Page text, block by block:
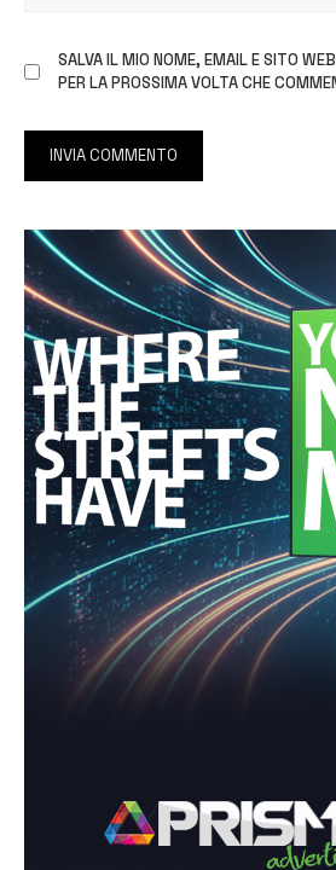
SALVA IL MIO NOME, EMAIL E SITO
PER LA PROSSIMA VOLTA CHE